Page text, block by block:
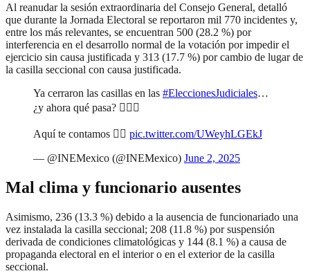
Al reanudar la sesión extraordinaria del Consejo General, detalló
que durante la Jornada Electoral se reportaron mil 770 incidentes y,
entre los más relevantes, se encuentran 500 (28.2 %) por
interferencia en el desarrollo normal de la votación por impedir el
ejercicio sin causa justificada y 313 (17.7 %) por cambio de lugar de
la casilla seccional con causa justificada.
Ya cerraron las casillas en las #EleccionesJudiciales…
¿y ahora qué pasa? 🤷🏽‍♀️
Aquí te contamos 👇🏽 pic.twitter.com/UWeyhLGEkJ
— @INEMexico (@INEMexico) June 2, 2025
Mal clima y funcionario ausentes
Asimismo, 236 (13.3 %) debido a la ausencia de funcionariado una
vez instalada la casilla seccional; 208 (11.8 %) por suspensión
derivada de condiciones climatológicas y 144 (8.1 %) a causa de
propaganda electoral en el interior o en el exterior de la casilla
seccional.